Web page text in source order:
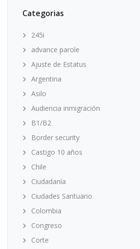
Categorias
245i
advance parole
Ajuste de Estatus
Argentina
Asilo
Audiencia inmigración
B1/B2
Border security
Castigo 10 años
Chile
Ciudadanía
Ciudades Santuario
Colombia
Congreso
Corte